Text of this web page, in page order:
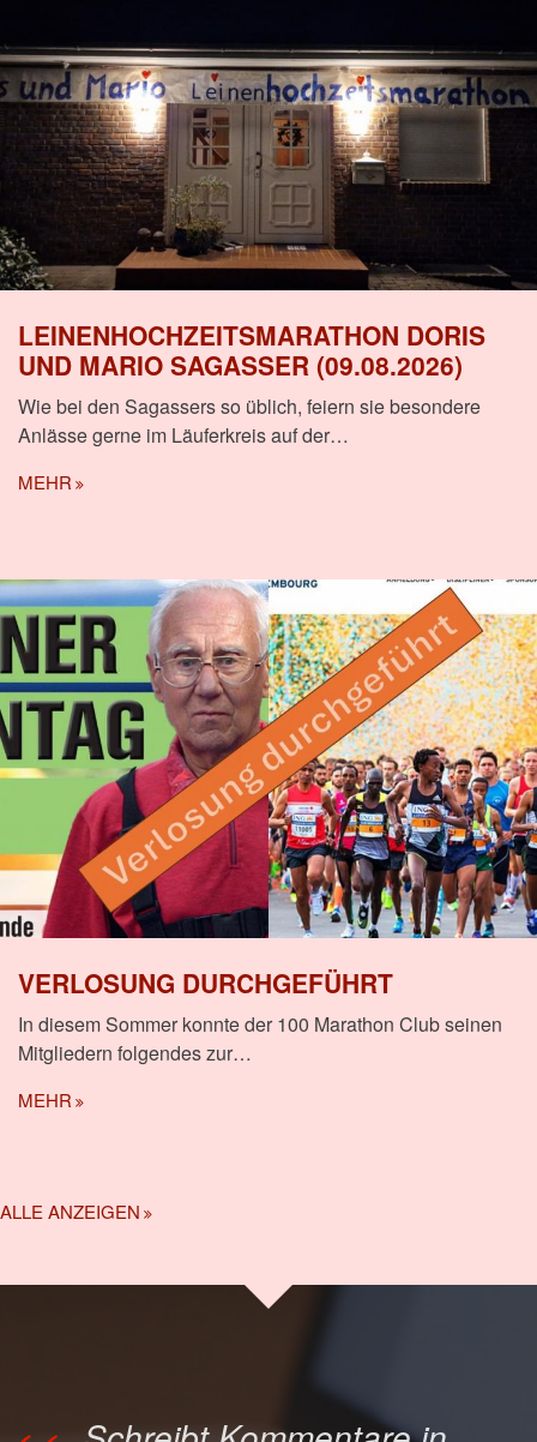
LEINENHOCHZEITSMARATHON DORIS
UND MARIO SAGASSER (09.08.2026)
Wie bei den Sagassers so üblich, feiern sie besondere
Anlässe gerne im Läuferkreis auf der…
MEHR
VERLOSUNG DURCHGEFÜHRT
In diesem Sommer konnte der 100 Marathon Club seinen
Mitgliedern folgendes zur…
MEHR
ALLE ANZEIGEN